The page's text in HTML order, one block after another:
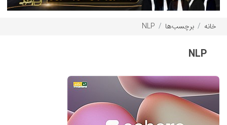
خانه برچسب‌ها NLP
NLP